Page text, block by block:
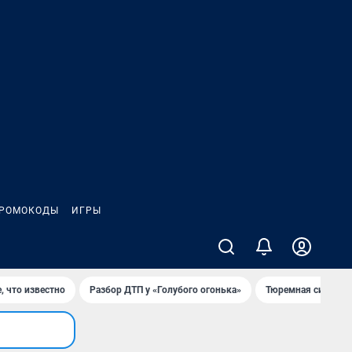
ИГРЫ
что известно Разбор ДТП у «Голубого огонька» Тюремная